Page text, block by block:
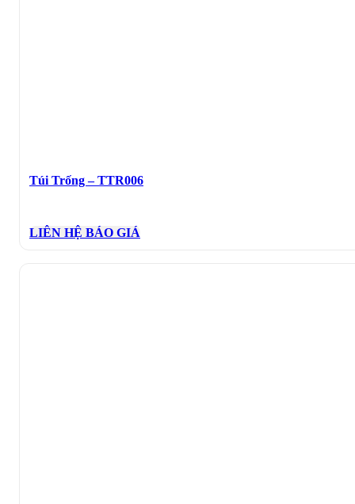
Túi Trống – TTR006
LIÊN HỆ BÁO GIÁ